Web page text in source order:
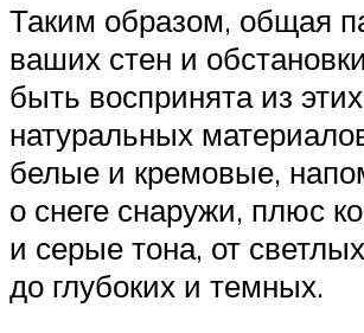
Таким образом, общая
ваших стен и
быть воспринята из этих
натуральных
белые и кремовые,
о снеге снаружи, плюс
и серые тона, от
до глубоких и темных.